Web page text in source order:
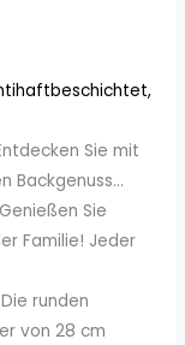
Entdecken Sie mit
Backgenuss...
Genießen Sie
Familie! Jeder
Die runden
von 28 cm